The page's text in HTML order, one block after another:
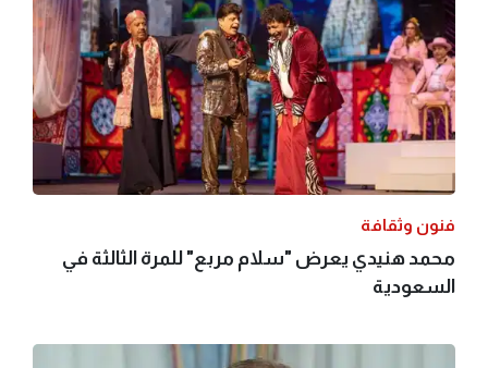
فنون وثقافة
محمد هنيدي يعرض "سلام مربع" للمرة الثالثة في
السعودية